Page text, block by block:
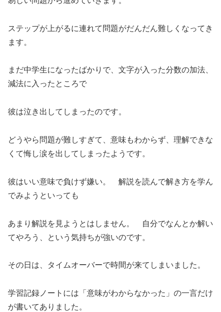
ステップが上がるに連れて問題がだんだん難しくなってき
ます。
まだ中学生になったばかりで、文字が入った分数の加法、
減法に入ったところで
彼は泣き出してしまったのです。
どうやら問題が難しすぎて、意味もわからず、理解できな
くて悔し涙を出してしまったようです。
彼はいい意味で負けず嫌い。 解説を読んで解き方を学ん
でみようといっても
あまり解説を見ようとはしません。 自分でなんとか解い
てやろう、という気持ちが強いのです。
その日は、タイムオーバーで時間が来てしまいました。
学習記録ノートには「意味がわからなかった」の一言だけ
が書いてありました。